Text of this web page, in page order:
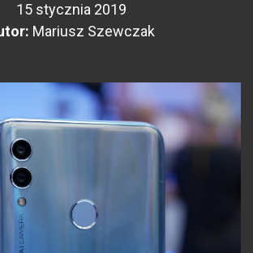
15 stycznia 2019
Mariusz Szewczak